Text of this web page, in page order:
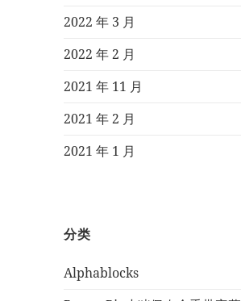
2022 年 3 月
2022 年 2 月
2021 年 11 月
2021 年 2 月
2021 年 1 月
分类
Alphablocks